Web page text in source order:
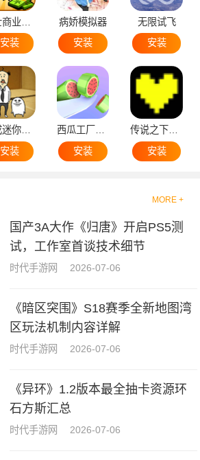
安装
病娇模拟器
安装
无限试飞
安装
安装
安装
安装
MORE +
国产3A大作《归唐》开启PS5测
试，工作室首谈技术细节
时代手游网 2026-07-06
《暗区突围》S18赛季全新地图湾
区玩法机制内容详解
时代手游网 2026-07-06
《异环》1.2版本最全抽卡资源环
石方斯汇总
时代手游网 2026-07-06